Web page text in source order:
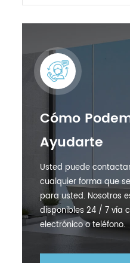
Cómo
Ayudarte
Usted puede
cualquier forma que
para usted. Nosotros
disponibles 24 / 7 vía
electrónico o teléfono.